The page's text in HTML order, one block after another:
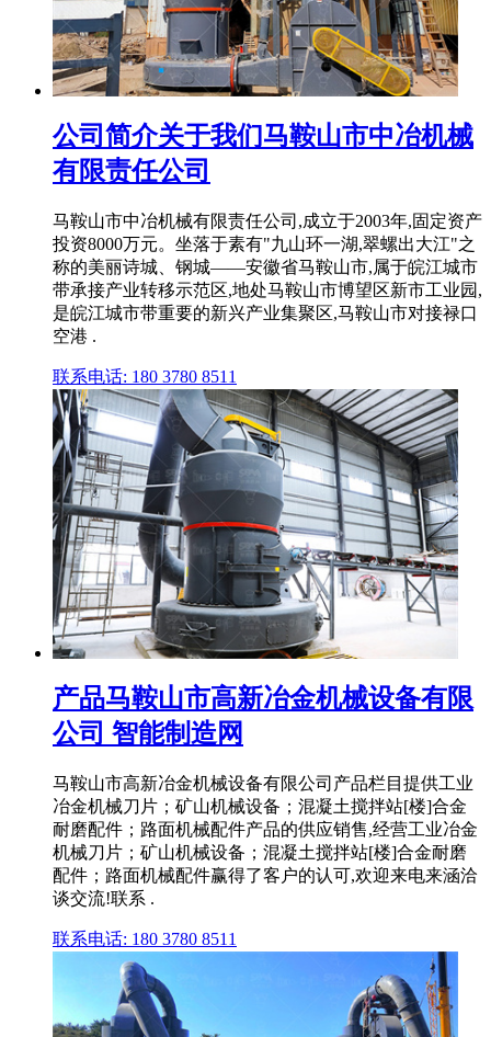
公司简介关于我们马鞍山市中冶机械
有限责任公司
马鞍山市中冶机械有限责任公司,成立于2003年,固定资产
投资8000万元。坐落于素有"九山环一湖,翠螺出大江"之
称的美丽诗城、钢城——安徽省马鞍山市,属于皖江城市
带承接产业转移示范区,地处马鞍山市博望区新市工业园,
是皖江城市带重要的新兴产业集聚区,马鞍山市对接禄口
空港 .
联系电话: 180 3780 8511
产品马鞍山市高新冶金机械设备有限
公司 智能制造网
马鞍山市高新冶金机械设备有限公司产品栏目提供工业
冶金机械刀片；矿山机械设备；混凝土搅拌站[楼]合金
耐磨配件；路面机械配件产品的供应销售,经营工业冶金
机械刀片；矿山机械设备；混凝土搅拌站[楼]合金耐磨
配件；路面机械配件赢得了客户的认可,欢迎来电来涵洽
谈交流!联系 .
联系电话: 180 3780 8511